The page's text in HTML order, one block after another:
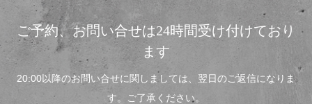
ご予約、お問い合せは24時間受け付けており
ます
20:00以降のお問い合せに関しましては、翌日のご返信になりま
す。ご了承ください。